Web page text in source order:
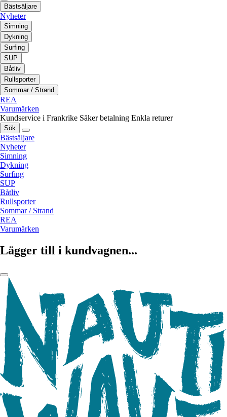
Bästsäljare
Nyheter
Simning
Dykning
Surfing
SUP
Båtliv
Rullsporter
Sommar / Strand
REA
Varumärken
Kundservice i Frankrike Säker betalning Enkla returer
Sök
Bästsäljare
Nyheter
Simning
Dykning
Surfing
SUP
Båtliv
Rullsporter
Sommar / Strand
REA
Varumärken
Lägger till i kundvagnen...